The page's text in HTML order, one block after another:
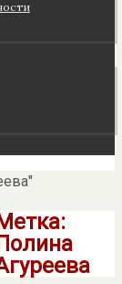
Метка:
Полина